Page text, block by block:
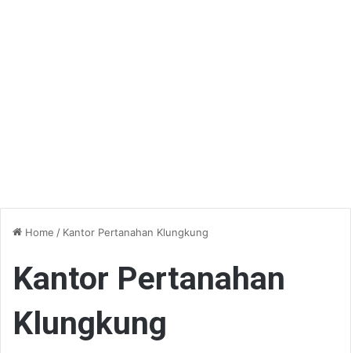
Home / Kantor Pertanahan Klungkung
Kantor Pertanahan
Klungkung